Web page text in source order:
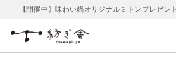
【開催中】味わい鍋オリジナルミトンプレゼン